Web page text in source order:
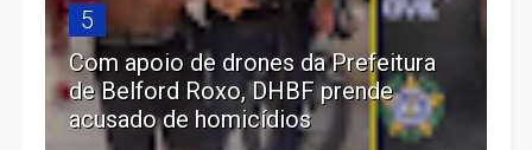
5
Com apoio de drones da Prefeitura
de Belford Roxo, DHBF prende
acusado de homicídios